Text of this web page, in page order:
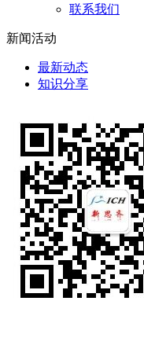
联系我们
新闻活动
最新动态
知识分享